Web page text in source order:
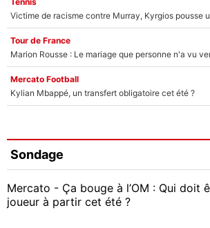
Tour de France
Marion Rousse : Le mariage que personne n'a vu
Mercato Football
Kylian Mbappé, un transfert obligatoire cet été ?
Sondage
Mercato - Ça bouge à l’OM : Qui doit
joueur à partir cet été ?